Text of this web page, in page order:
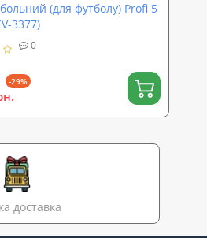
(для футболу) Profi 5
3377)
0
-29%
доставка